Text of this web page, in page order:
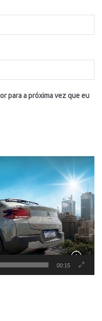
para a próxima vez que eu
00:15